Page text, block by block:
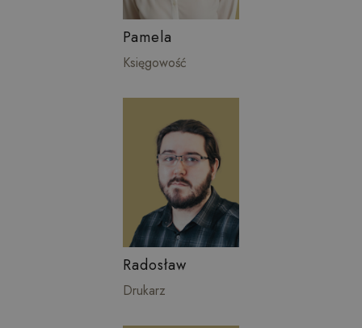
Pamela
Księgowość
Radosław
Drukarz